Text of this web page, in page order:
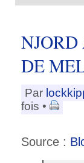
DE
Par
fois •
Source :